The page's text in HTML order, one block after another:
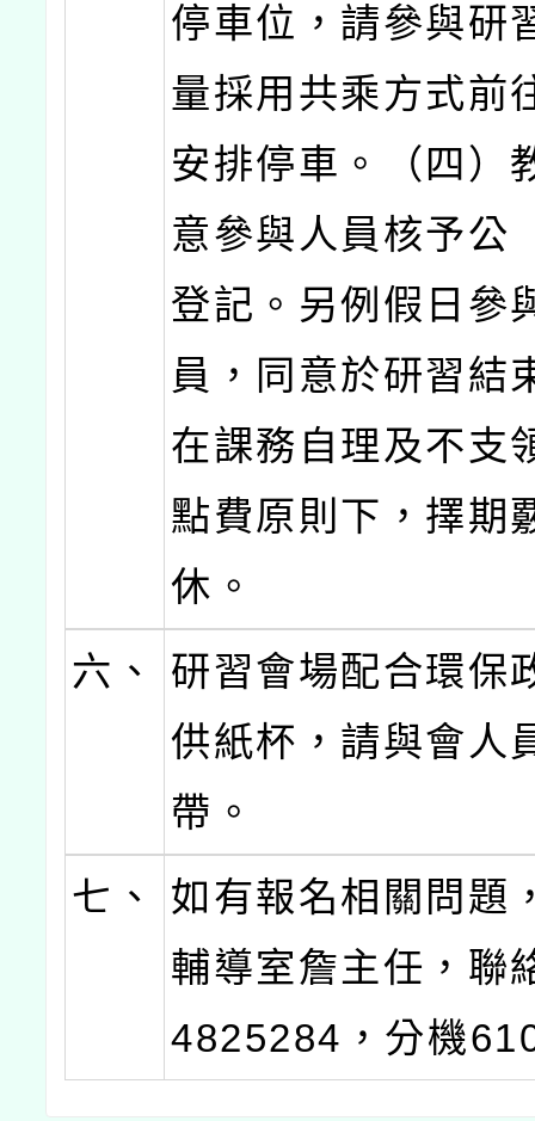
停車位，請參與研
量採用共乘方式前
安排停車。（四）
意參與人員核予公
登記。另例假日參
員，同意於研習結
在課務自理及不支
點費原則下，擇期
休。
六、
研習會場配合環保
供紙杯，請與會人
帶。
七、
如有報名相關問題
輔導室詹主任，聯
4825284，分機